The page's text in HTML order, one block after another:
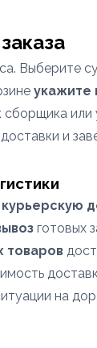
Выберите
укажите
сборщика или
и
курьерскую
готовых
товаров
на